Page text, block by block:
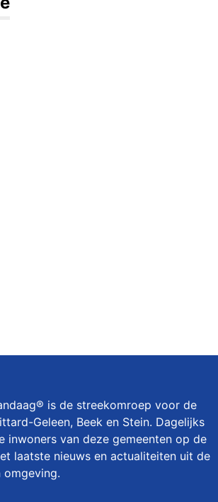
is de streekomroep voor de
Geleen, Beek en Stein. Dagelijks
inwoners van deze gemeenten op de
laatste nieuws en actualiteiten uit de
omgeving.